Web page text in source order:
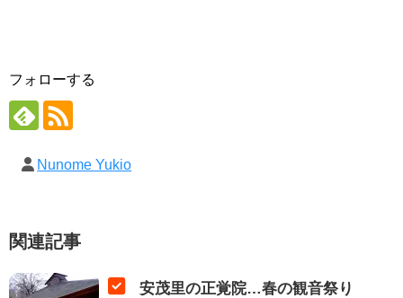
フォローする
Nunome Yukio
関連記事
安茂里の正覚院…春の観音祭り